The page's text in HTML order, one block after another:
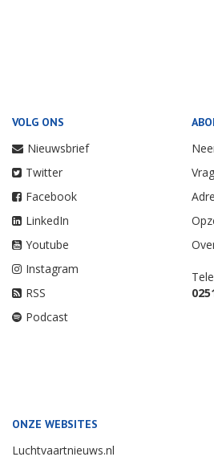
VOLG ONS
Nieuwsbrief
Twitter
Facebook
LinkedIn
Youtube
Instagram
RSS
Podcast
ONZE WEBSITES
Luchtvaartnieuws.nl